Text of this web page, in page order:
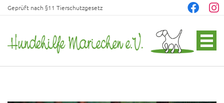
Geprüft nach §11 Tierschutzgesetz